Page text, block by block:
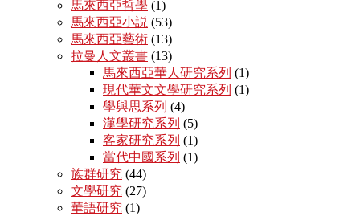
馬來西亞哲學 (1)
馬來西亞小説 (53)
馬來西亞藝術 (13)
拉曼人文叢書 (13)
馬來西亞華人研究系列 (1)
現代華文文學研究系列 (1)
學與思系列 (4)
漢學研究系列 (5)
客家研究系列 (1)
當代中國系列 (1)
族群研究 (44)
文學研究 (27)
華語研究 (1)